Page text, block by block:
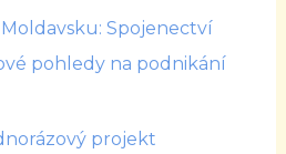
Spojenectví
pohledy na podnikání
projekt